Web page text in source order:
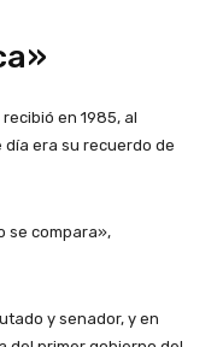
en 1985, al
día era su recuerdo de
se compara»,
y senador, y en